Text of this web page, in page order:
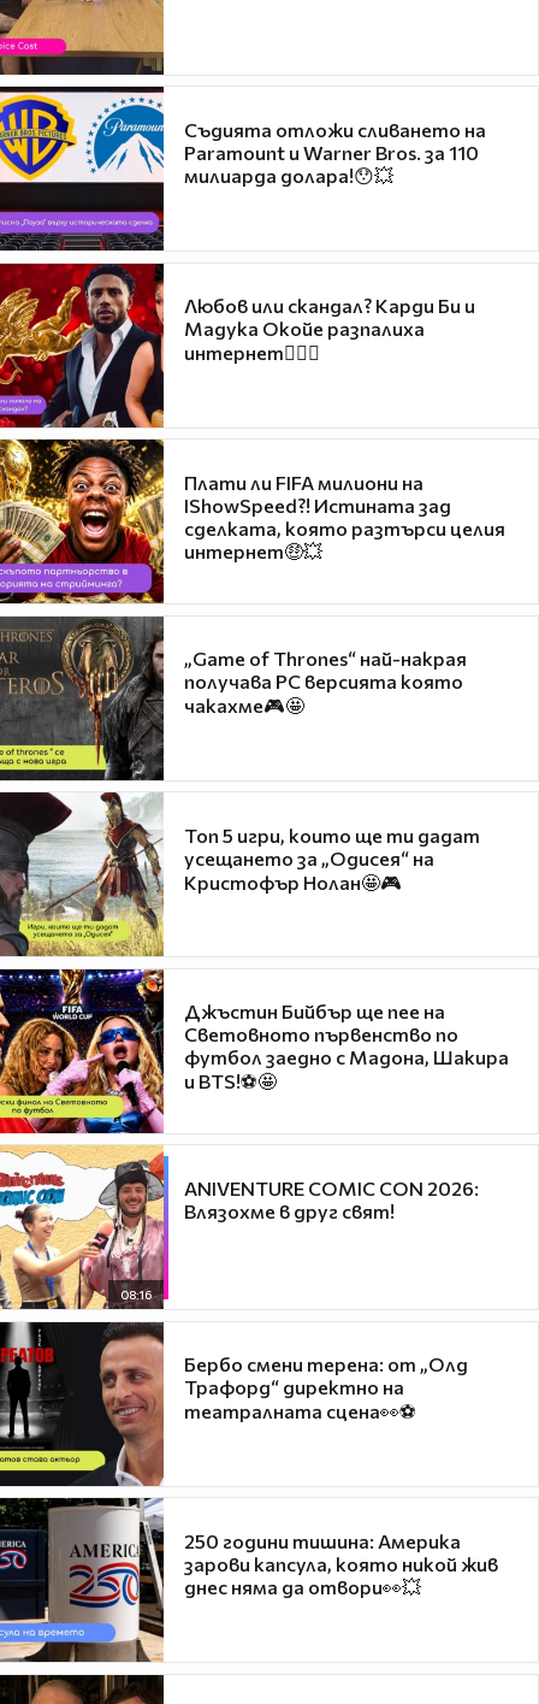
Съдията отложи сливането на
Paramount и Warner Bros. за 110
милиарда долара!😯💥
Любов или скандал? Карди Би и
Мадука Окойе разпалиха
интернет❤️‍🔥🔥
Плати ли FIFA милиони на
IShowSpeed?! Истината зад
сделката, която разтърси целия
интернет🤑💥
„Game of Thrones“ най-накрая
получава PC версията която
чакахме🎮🤩
Топ 5 игри, които ще ти дадат
усещането за „Одисея“ на
Кристофър Нолан🤩🎮
Джъстин Бийбър ще пее на
Световното първенство по
футбол заедно с Мадона, Шакира
и BTS!⚽🤩
08:16
ANIVENTURE COMIC CON 2026:
Влязохме в друг свят!
Бербо смени терена: от „Олд
Трафорд“ директно на
театралната сцена👀⚽
250 години тишина: Америка
зарови капсула, която никой жив
днес няма да отвори👀💥